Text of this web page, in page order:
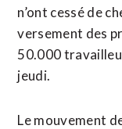
n’ont cessé de
versement des
50.000
jeudi.
Le ​mouvement